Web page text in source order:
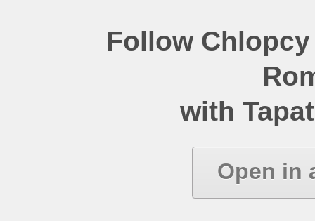
Follow
with
Open in